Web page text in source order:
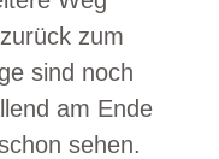
zum
sind noch
am Ende
sehen.